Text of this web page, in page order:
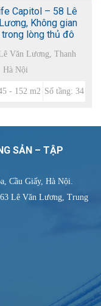
Capitol – 58 Lê
Không gian
trong lòng thủ đô
Văn Lương, Thanh
Hà Nội
- 152 m2 Số tầng: 34
SẢN – TẬP
Cầu Giấy, Hà Nội.
Lê Văn Lương, Trung